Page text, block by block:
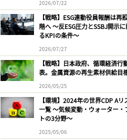
2026/07/22
【戦略】ESG連動役員報酬は再
階へ 〜反ESG圧力とSSBJ開示に
るKPIの条件〜
2026/07/27
【戦略】日本政府、循環経済行
表。金属資源の再生素材供給目
2026/05/25
【環境】2024年の世界CDP Aリ
一覧 〜気候変動・ウォーター・
トの3分野〜
2025/05/06